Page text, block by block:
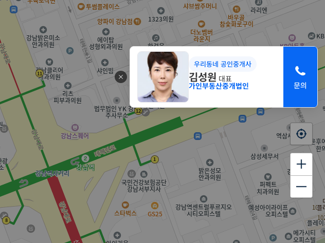
우리동네 공인중개사
김성원 대표
가인부동산중개법인